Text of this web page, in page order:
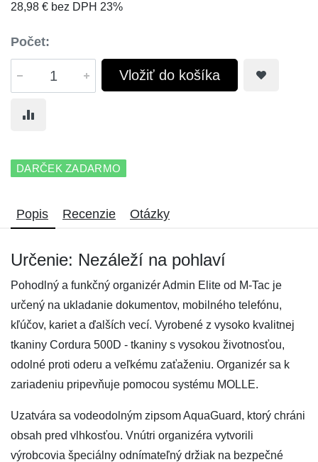
28,98 € bez DPH 23%
Počet:
Vložiť do košíka
DARČEK ZADARMO
Popis Recenzie Otázky
Určenie: Nezáleží na pohlaví
Pohodlný a funkčný organizér Admin Elite od M-Tac je
určený na ukladanie dokumentov, mobilného telefónu,
kľúčov, kariet a ďalších vecí. Vyrobené z vysoko kvalitnej
tkaniny Cordura 500D - tkaniny s vysokou životnosťou,
odolné proti oderu a veľkému zaťaženiu. Organizér sa k
zariadeniu pripevňuje pomocou systému MOLLE.
Uzatvára sa vodeodolným zipsom AquaGuard, ktorý chráni
obsah pred vlhkosťou. Vnútri organizéra vytvorili
výrobcovia špeciálny odnímateľný držiak na bezpečné